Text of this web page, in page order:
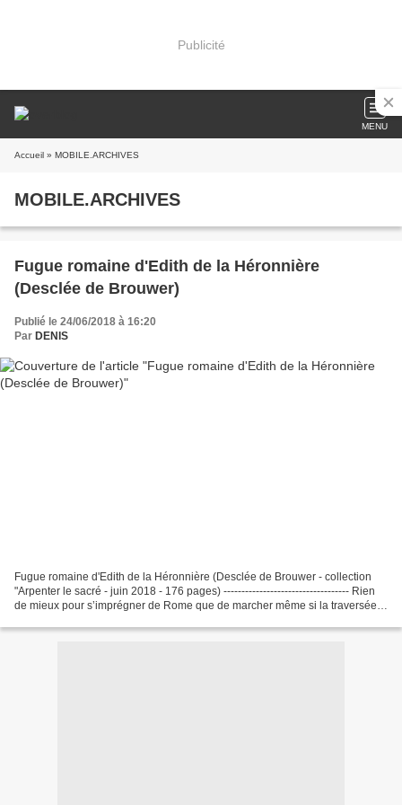
Publicité
MENU
Accueil » MOBILE.ARCHIVES
MOBILE.ARCHIVES
Fugue romaine d'Edith de la Héronnière
(Desclée de Brouwer)
Publié le 24/06/2018 à 16:20
Par DENIS
Fugue romaine d'Edith de la Héronnière (Desclée de Brouwer - collection
"Arpenter le sacré - juin 2018 - 176 pages) ----------------------------------- Rien
de mieux pour s’imprégner de Rome que de marcher même si la traversée